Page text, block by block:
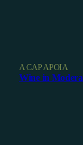
A CAP APOIA
Wine in